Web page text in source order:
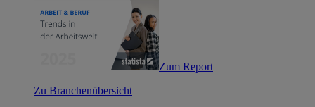
Zum Report
Zu Branchenübersicht